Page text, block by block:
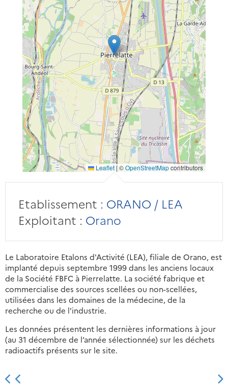
Leaflet | ©OpenStreetMapcontributors
Etablissement : ORANO / LEA
Exploitant : Orano
Le Laboratoire Etalons d'Activité (LEA), filiale de Orano, est
implanté depuis septembre 1999 dans les anciens locaux
de la Société FBFC à Pierrelatte. La société fabrique et
commercialise des sources scellées ou non-scellées,
utilisées dans les domaines de la médecine, de la
recherche ou de l'industrie.
Les données présentent les dernières informations à jour
(au 31 décembre de l’année sélectionnée) sur les déchets
radioactifs présents sur le site.